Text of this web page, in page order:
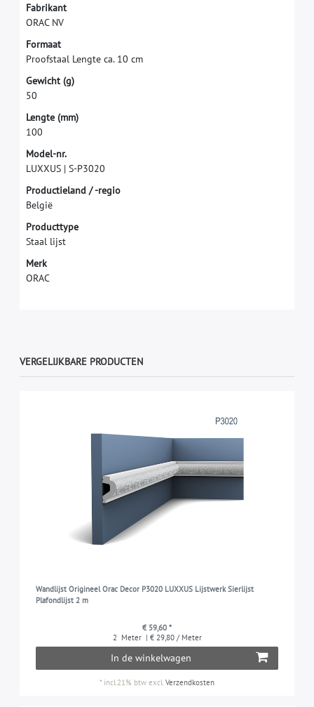
Fabrikant
ORAC NV
Formaat
Proofstaal Lengte ca. 10 cm
Gewicht (g)
50
Lengte (mm)
100
Model-nr.
LUXXUS | S-P3020
Productieland /-regio
België
Producttype
Staal lijst
Merk
ORAC
VERGELIJKBARE PRODUCTEN
Wandlijst Origineel Orac Decor P3020 LUXXUS Lijstwerk Sierlijst
Plafondlijst 2 m
€ 59,60 *
2 Meter | € 29,80 / Meter
In de winkelwagen
* incl.21% btw excl. Verzendkosten